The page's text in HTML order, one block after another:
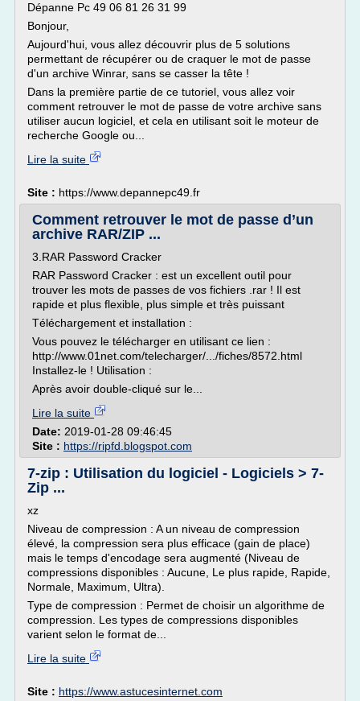
Dépanne Pc 49 06 81 26 31 99
Bonjour,
Aujourd'hui, vous allez découvrir plus de 5 solutions
permettant de récupérer ou de craquer le mot de passe
d'un archive Winrar, sans se casser la tête !
Dans la première partie de ce tutoriel, vous allez voir
comment retrouver le mot de passe de votre archive sans
utiliser aucun logiciel, et cela en utilisant soit le moteur de
recherche Google ou...
Lire la suite
Site : https://www.depannepc49.fr
Comment retrouver le mot de passe d’un
archive RAR/ZIP ...
3.RAR Password Cracker
RAR Password Cracker : est un excellent outil pour
trouver les mots de passes de vos fichiers .rar ! Il est
rapide et plus flexible, plus simple et très puissant
Téléchargement et installation :
Vous pouvez le télécharger en utilisant ce lien :
http://www.01net.com/telecharger/.../fiches/8572.html
Installez-le ! Utilisation :
Après avoir double-cliqué sur le...
Lire la suite
Date: 2019-01-28 09:46:45
Site : https://ripfd.blogspot.com
7-zip : Utilisation du logiciel - Logiciels > 7-
Zip ...
xz
Niveau de compression : A un niveau de compression
élevé, la compression sera plus efficace (gain de place)
mais le temps d'encodage sera augmenté (Niveau de
compressions disponibles : Aucune, Le plus rapide, Rapide,
Normale, Maximum, Ultra).
Type de compression : Permet de choisir un algorithme de
compression. Les types de compressions disponibles
varient selon le format de...
Lire la suite
Site : https://www.astucesinternet.com